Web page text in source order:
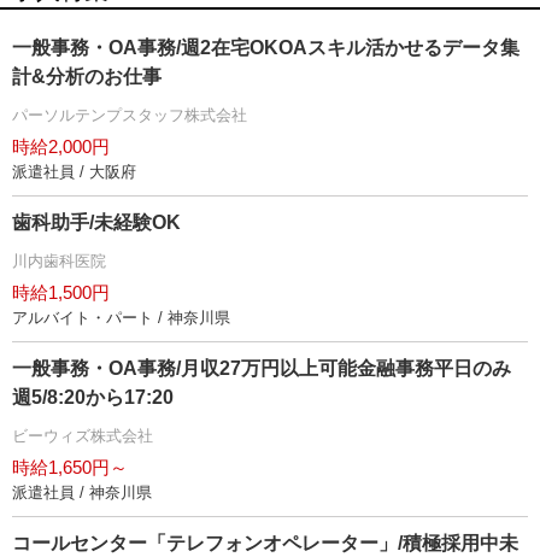
一般事務・OA事務/週2在宅OKOAスキル活かせるデータ集
計&分析のお仕事
パーソルテンプスタッフ株式会社
時給2,000円
派遣社員 / 大阪府
歯科助手/未経験OK
川内歯科医院
時給1,500円
アルバイト・パート / 神奈川県
一般事務・OA事務/月収27万円以上可能金融事務平日のみ
週5/8:20から17:20
ビーウィズ株式会社
時給1,650円～
派遣社員 / 神奈川県
コールセンター「テレフォンオペレーター」/積極採用中未